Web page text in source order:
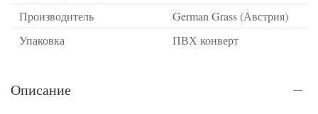
Производитель
German Grass (Австрия)
Упаковка
ПВХ конверт
Описание